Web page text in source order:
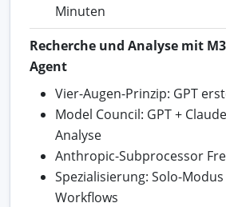
Minuten
Recherche und Analyse mit
Agent
Vier-Augen-Prinzip: GPT
Model Council: GPT +
Analyse
Anthropic-Subprocessor
Spezialisierung: Solo-
Workflows